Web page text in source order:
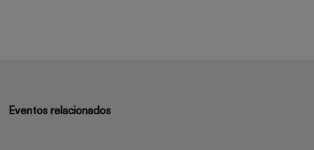
Eventos relacionados